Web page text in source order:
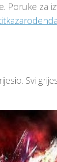
Poruke za
Svi